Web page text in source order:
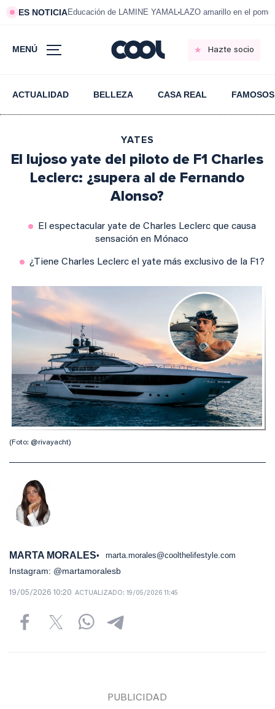
ES NOTICIAEducación de LAMINE YAMAL LAZO amarillo en el
MENÚ Hazte socio
ACTUALIDAD BELLEZA CASA REAL FAMOSOS
YATES
El lujoso yate del piloto de F1 Charles
Leclerc: ¿supera al de Fernando
Alonso?
El espectacular yate de Charles Leclerc que causa
sensación en Mónaco
¿Tiene Charles Leclerc el yate más exclusivo de la F1?
(Foto: @rivayacht)
MARTA MORALES marta.morales@coolthelifestyle.com
Instagram: @martamoralesb
19/05/2026 10:20 ACTUALIZADO: 19/05/2026 11:45